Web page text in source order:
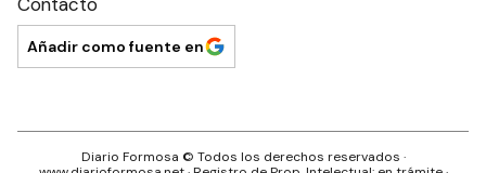
Instagram
Contacto